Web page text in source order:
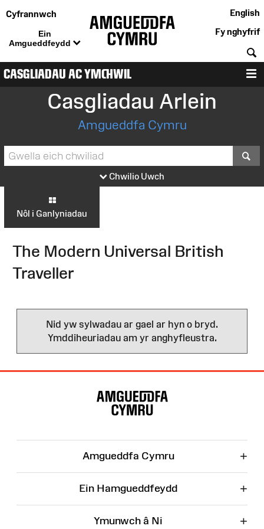
Cyfrannwch
Ein
Amgueddfeydd
English
Fy nghyfrif
CASGLIADAU AC YMCHWIL
Casgliadau Arlein
Amgueddfa Cymru
Chwilio Uwch
Nôl i Ganlyniadau
The Modern Universal British
Traveller
Nid yw sylwadau ar gael ar hyn o bryd.
Ymddiheuriadau am yr anghyfleustra.
Amgueddfa Cymru +
Ein Hamgueddfeydd +
Ymunwch â Ni +